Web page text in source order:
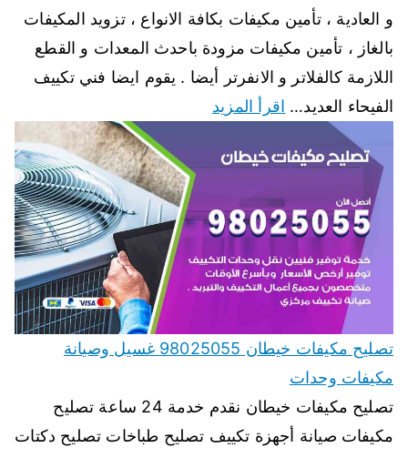
و العادية ، تأمين مكيفات بكافة الانواع ، تزويد المكيفات
بالغاز ، تأمين مكيفات مزودة باحدث المعدات و القطع
اللازمة كالفلاتر و الانفرتر أيضا . يقوم ايضا فني تكييف
الفيحاء العديد… اقرأ المزيد
تصليح مكيفات خيطان 98025055 غسيل وصيانة
مكيفات وحدات
تصليح مكيفات خيطان نقدم خدمة 24 ساعة تصليح
مكيفات صيانة أجهزة تكييف تصليح طباخات تصليح دكتات